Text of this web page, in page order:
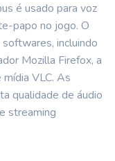
é usado para voz
papo no jogo. O
incluindo
Mozilla Firefox, a
VLC. As
qualidade de áudio
streaming